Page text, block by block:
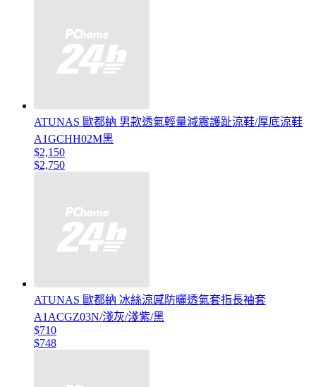
ATUNAS 歐都納 男款透氣輕量減震護趾涼鞋/厚底涼鞋
A1GCHH02M黑
$2,150
$2,750
ATUNAS 歐都納 冰絲涼感防曬透氣套指長袖套
A1ACGZ03N/淺灰/淺紫/黑
$710
$748